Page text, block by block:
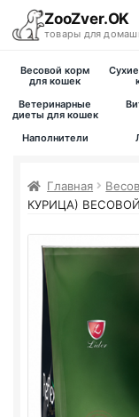
ZooZver.OK
товары для
На главную
Весовой корм
для кошек
Ветеринарные
диеты для кошек
Наполнители
Главная
КУРИЦА) ВЕСОВОЙ